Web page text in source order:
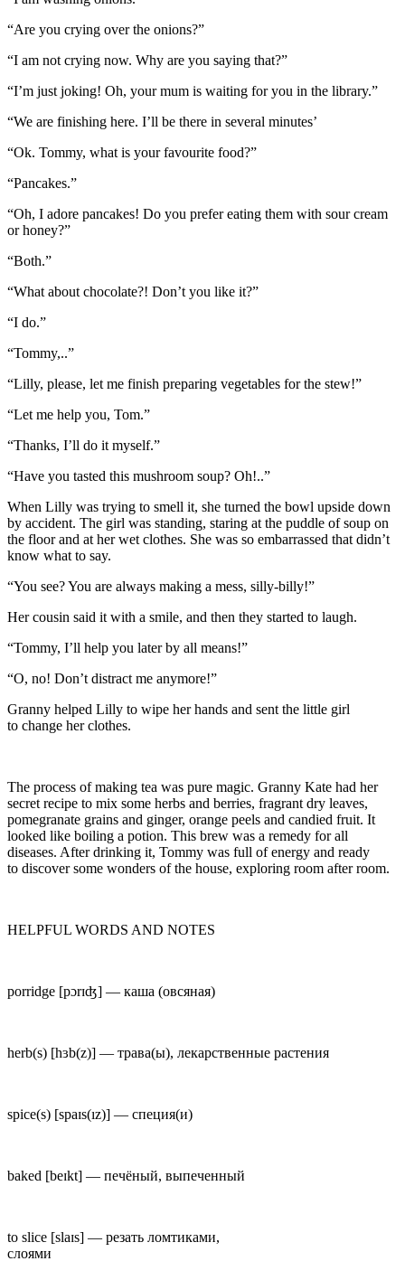
“Are you crying over the onions?”
“I am not crying now. Why are you saying that?”
“I’m just joking! Oh, your mum is waiting for you in the library.”
“We are finishing here. I’ll be there in several minutes’
“Ok. Tommy, what is your favourite food?”
“Pancakes.”
“Oh, I adore pancakes! Do you prefer eating them with sour cream
or honey?”
“Both.”
“What about chocolate?! Don’t you like it?”
“I do.”
“Tommy,..”
“Lilly, please, let me finish preparing vegetables for the stew!”
“Let me help you, Tom.”
“Thanks, I’ll do it myself.”
“Have you tasted this mushroom soup? Oh!..”
When Lilly was trying to smell it, she turned the bowl upside down
by accident. The girl was standing, staring at the puddle of soup on
the floor and at her wet clothes. She was so embarrassed that didn’t
know what to say.
“You see? You are always making a mess, silly-billy!”
Her cousin said it with a smile, and then they started to laugh.
“Tommy, I’ll help you later by all means!”
“O, no! Don’t distract me anymore!”
Granny helped Lilly to wipe her hands and sent the little girl
to change her clothes.
The process of making tea was pure magic. Granny Kate had her
secret recipe to mix some herbs and berries, fragrant dry leaves,
pomegranate grains and ginger, orange peels and candied fruit. It
looked like boiling a potion. This brew was a remedy for all
diseases. After drinking it, Tommy was full of energy and ready
to discover some wonders of the house, exploring room after room.
HELPFUL WORDS AND NOTES
porridge [pɔrɪʤ] — каша (овсяная)
herb(s) [hɜb(z)] — трава(ы), лекарственные растения
spice(s) [spaɪs(ız)] — специя(и)
baked [beɪkt] — печёный, выпеченный
to slice [slaɪs] — резать ломтиками,
слоями